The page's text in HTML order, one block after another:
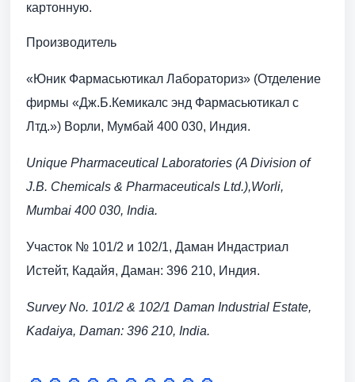
картонную.
Производитель
«Юник Фармасьютикал Лабораториз» (Отделение
фирмы «Дж.Б.Кемикалс энд Фармасьютикал с
Лтд.») Ворли, Мумбай 400 030, Индия.
Unique Pharmaceutical Laboratories (A Division of
J.В. Chemicals & Pharmaceuticals Ltd.),Worli,
Mumbai 400 030, India.
Участок № 101/2 и 102/1, Даман Индастриал
Истейт, Кадайя, Даман: 396 210, Индия.
Survey No. 101/2 & 102/1 Daman Industrial Estate,
Kadaiya, Daman: 396 210, India.